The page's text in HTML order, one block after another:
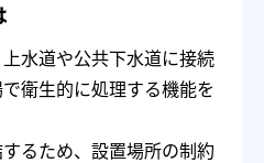
水道や公共下水道に接続
衛生的に処理する機能を
るため、設置場所の制約